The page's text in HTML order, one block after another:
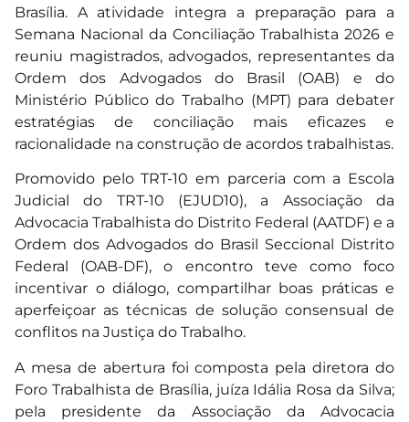
Brasília. A atividade integra a preparação para a
Semana Nacional da Conciliação Trabalhista 2026 e
reuniu magistrados, advogados, representantes da
Ordem dos Advogados do Brasil (OAB) e do
Ministério Público do Trabalho (MPT) para debater
estratégias de conciliação mais eficazes e
racionalidade na construção de acordos trabalhistas.
Promovido pelo TRT-10 em parceria com a Escola
Judicial do TRT-10 (EJUD10), a Associação da
Advocacia Trabalhista do Distrito Federal (AATDF) e a
Ordem dos Advogados do Brasil Seccional Distrito
Federal (OAB-DF), o encontro teve como foco
incentivar o diálogo, compartilhar boas práticas e
aperfeiçoar as técnicas de solução consensual de
conflitos na Justiça do Trabalho.
A mesa de abertura foi composta pela diretora do
Foro Trabalhista de Brasília, juíza Idália Rosa da Silva;
pela presidente da Associação da Advocacia